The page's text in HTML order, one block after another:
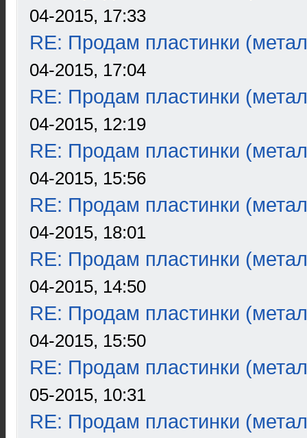
04-2015, 17:33
RE: Продам пластинки
04-2015, 17:04
RE: Продам пластинки
04-2015, 12:19
RE: Продам пластинки
04-2015, 15:56
RE: Продам пластинки
04-2015, 18:01
RE: Продам пластинки
04-2015, 14:50
RE: Продам пластинки
04-2015, 15:50
RE: Продам пластинки
05-2015, 10:31
RE: Продам пластинки